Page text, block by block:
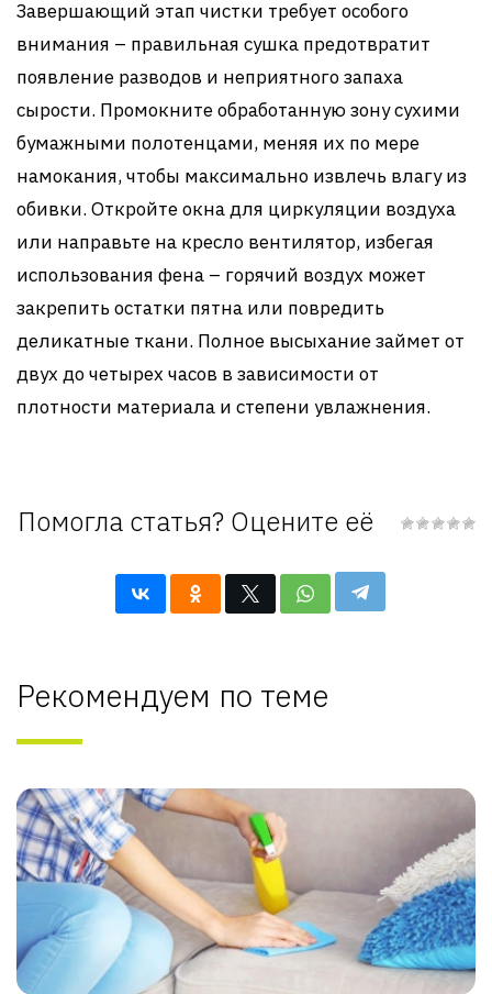
Завершающий этап чистки требует особого
внимания – правильная сушка предотвратит
появление разводов и неприятного запаха
сырости. Промокните обработанную зону сухими
бумажными полотенцами, меняя их по мере
намокания, чтобы максимально извлечь влагу из
обивки. Откройте окна для циркуляции воздуха
или направьте на кресло вентилятор, избегая
использования фена – горячий воздух может
закрепить остатки пятна или повредить
деликатные ткани. Полное высыхание займет от
двух до четырех часов в зависимости от
плотности материала и степени увлажнения.
Помогла статья? Оцените её
Рекомендуем по теме